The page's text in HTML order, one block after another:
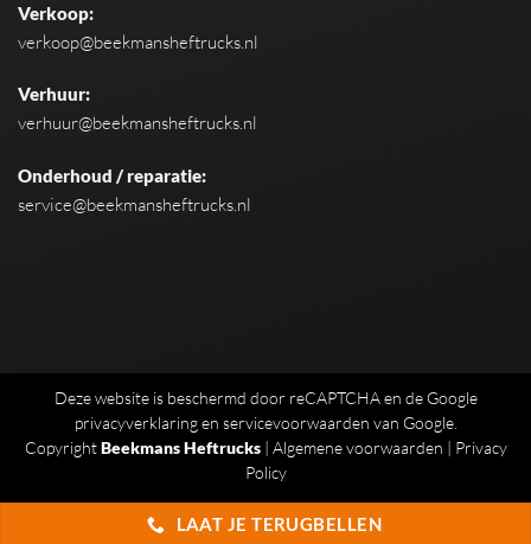
Verkoop:
verkoop@beekmansheftrucks.nl
Verhuur:
verhuur@beekmansheftrucks.nl
Onderhoud / reparatie:
service@beekmansheftrucks.nl
Deze website is beschermd door reCAPTCHA en de Google
privacyverklaringen servicevoorwaarden van Google.
CopyrightBeekmans Heftrucks| Algemene voorwaarden | Privacy
Policy
LAAT JE TERUGBELLEN